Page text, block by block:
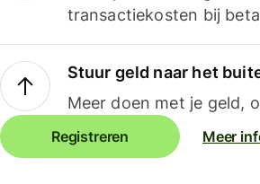
transactiekosten bij
Stuur geld naar het
Meer doen met je geld,
Registreren Meer